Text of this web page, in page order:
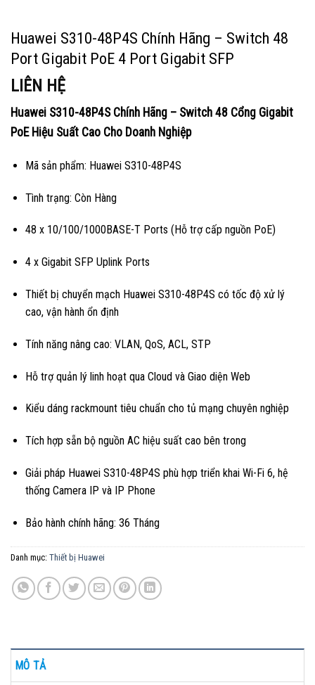
Huawei S310-48P4S Chính Hãng – Switch 48
Port Gigabit PoE 4 Port Gigabit SFP
LIÊN HỆ
Huawei S310-48P4S Chính Hãng – Switch 48 Cổng Gigabit
PoE Hiệu Suất Cao Cho Doanh Nghiệp
Mã sản phẩm: Huawei S310-48P4S
Tình trạng: Còn Hàng
48 x 10/100/1000BASE-T Ports (Hỗ trợ cấp nguồn PoE)
4 x Gigabit SFP Uplink Ports
Thiết bị chuyển mạch Huawei S310-48P4S có tốc độ xử lý
cao, vận hành ổn định
Tính năng nâng cao: VLAN, QoS, ACL, STP
Hỗ trợ quản lý linh hoạt qua Cloud và Giao diện Web
Kiểu dáng rackmount tiêu chuẩn cho tủ mạng chuyên nghiệp
Tích hợp sẵn bộ nguồn AC hiệu suất cao bên trong
Giải pháp Huawei S310-48P4S phù hợp triển khai Wi-Fi 6, hệ
thống Camera IP và IP Phone
Bảo hành chính hãng: 36 Tháng
Danh mục: Thiết bị Huawei
MÔ TẢ